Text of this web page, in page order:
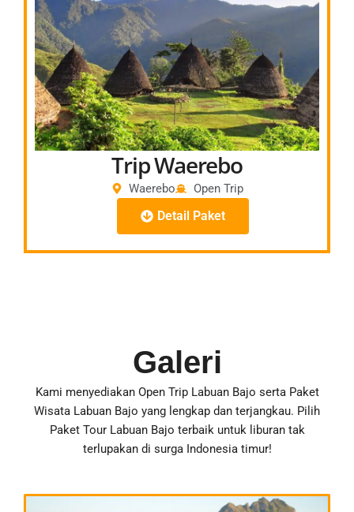
Tanya Paket Fullday
Day 2
Pulau Padar – Photo Hunting
Pink Beach – Swimming Activity
Manta Point – Snorkeling Activity
Taka Makassar – Beach Activity
Tanya Paket 2D1N
Trip Waerebo
Waerebo Open Trip
Detail Paket
Itinerary:
Day 2:
Sarapan
Melihat Pemandangan Sekitar
Chek Out dari Waerebo
Included :
Galeri
Kami menyediakan Open Trip Labuan Bajo serta Paket
Wisata Labuan Bajo yang lengkap dan terjangkau. Pilih
Paket Tour Labuan Bajo terbaik untuk liburan tak
terlupakan di surga Indonesia timur!